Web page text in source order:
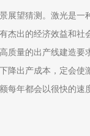
展望猜测。激光是一
杰出的经济效益和社
质量的出产线建造要
降出产成本，定会使
每年都会以很快的速